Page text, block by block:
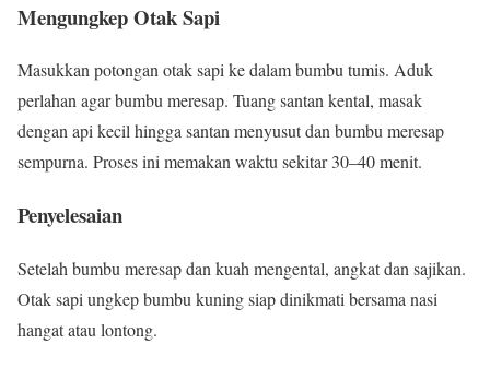
Mengungkep Otak Sapi
Masukkan potongan otak sapi ke dalam bumbu tumis. Aduk
perlahan agar bumbu meresap. Tuang santan kental, masak
dengan api kecil hingga santan menyusut dan bumbu meresap
sempurna. Proses ini memakan waktu sekitar 30–40 menit.
Penyelesaian
Setelah bumbu meresap dan kuah mengental, angkat dan sajikan.
Otak sapi ungkep bumbu kuning siap dinikmati bersama nasi
hangat atau lontong.